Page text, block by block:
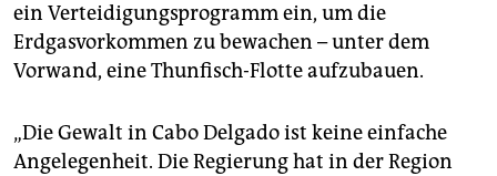
ein Verteidigungsprogramm ein, um die
Erdgasvorkommen zu bewachen – unter dem
Vorwand, eine Thunfisch-Flotte aufzubauen.
„Die Gewalt in Cabo Delgado ist keine einfache
Angelegenheit. Die Regierung hat in der Region